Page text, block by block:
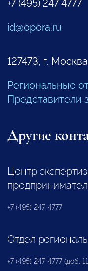
+7 (495) 247 4777
id@opora.ru
127473, г.
Региональные
Представители
Другие
Центр
+7 (495) 247-4777
Отдел
+7 (495) 247-4777 (доб.